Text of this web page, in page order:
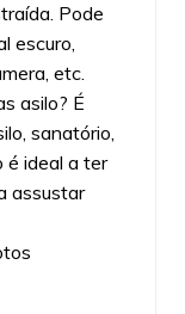
Pode
escuro,
etc.
asilo? É
sanatório,
é ideal a ter
assustar